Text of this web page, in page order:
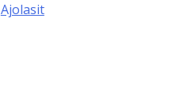
Ajolasit